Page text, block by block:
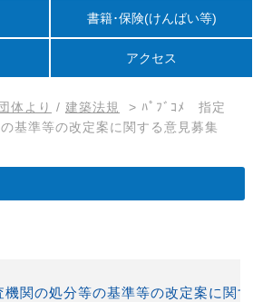
書籍･保険(けんばい等)
アクセス
体より / 建築法規 > ﾊﾟﾌﾞｺﾒ 指定
基準等の改定案に関する意見募集
関の処分等の基準等の改定案に関